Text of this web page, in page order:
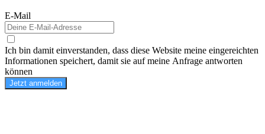
E-Mail
Ich bin damit einverstanden, dass diese Website meine eingereichten
Informationen speichert, damit sie auf meine Anfrage antworten
können
Jetzt anmelden